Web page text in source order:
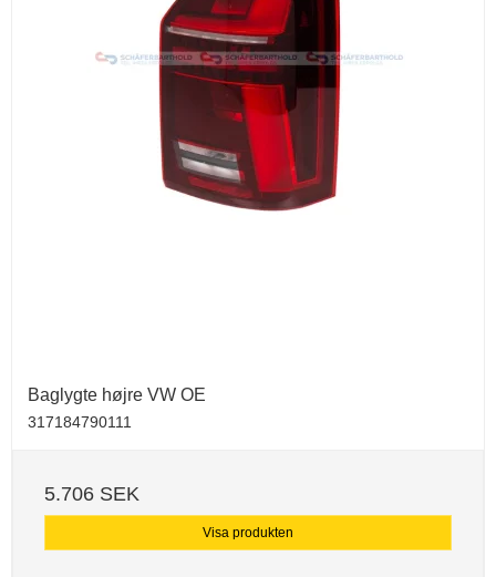
Baglygte højre VW OE
317184790111
5.706 SEK
Visa produkten